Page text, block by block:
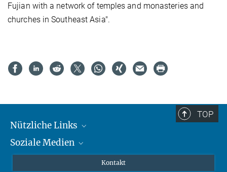
Fujian with a network of temples and monasteries and
churches in Southeast Asia".
TOP
Nützliche Links
MMG Alumni Corner
Soziale Medien
Kontakt